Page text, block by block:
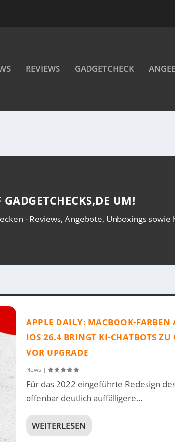
REVIEWS GADGETCHECK
UM!
- Reviews, Angebote, Unboxings
APPLE DAILY: MACBOOK-FARBEN
IOS 26.4 BRINGT KI-CHATBOTS
VOR UPGRADE
News |
Für das 2022 eingeführte Redesign
offenbar deutlich auffälligere...
WEITERLESEN